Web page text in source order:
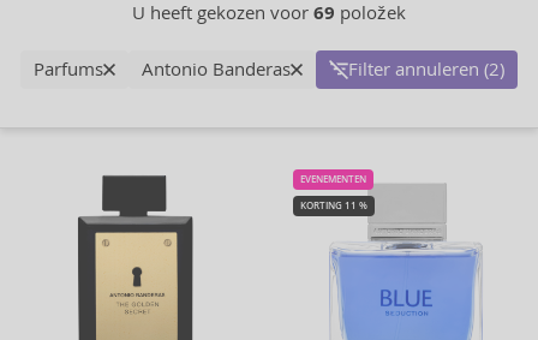
U heeft gekozen voor 69 položek
Parfums Antonio Banderas Filter annuleren (2)
EVENEMENTEN
KORTING 11 %